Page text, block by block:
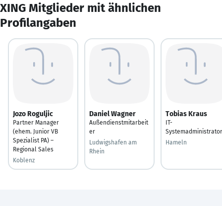
XING Mitglieder mit ähnlichen
Profilangaben
Jozo Roguljic
Partner Manager
(ehem. Junior VB
Spezialist PA) –
Regional Sales
Koblenz
Daniel Wagner
Außendienstmitarbeit
er
Ludwigshafen am
Rhein
Tobias Kraus
IT-
Systemadministrator
Hameln